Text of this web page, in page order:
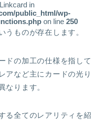
in
public_html/wp-
on line 250
うものが存在します。
ドの加工の仕様を指して
アなど主にカードの光り
なります。
る全てのレアリティを紹